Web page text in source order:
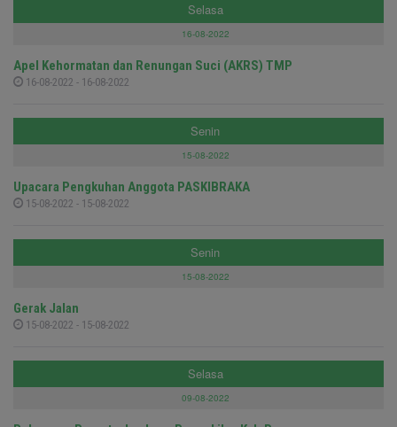
Selasa
16-08-2022
Apel Kehormatan dan Renungan Suci (AKRS) TMP
16-08-2022 - 16-08-2022
Senin
15-08-2022
Upacara Pengkuhan Anggota PASKIBRAKA
15-08-2022 - 15-08-2022
Senin
15-08-2022
Gerak Jalan
15-08-2022 - 15-08-2022
Selasa
09-08-2022